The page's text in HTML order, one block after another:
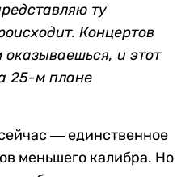
ту
Концертов
и этот
25-м плане
― единственное
меньшего калибра. Но